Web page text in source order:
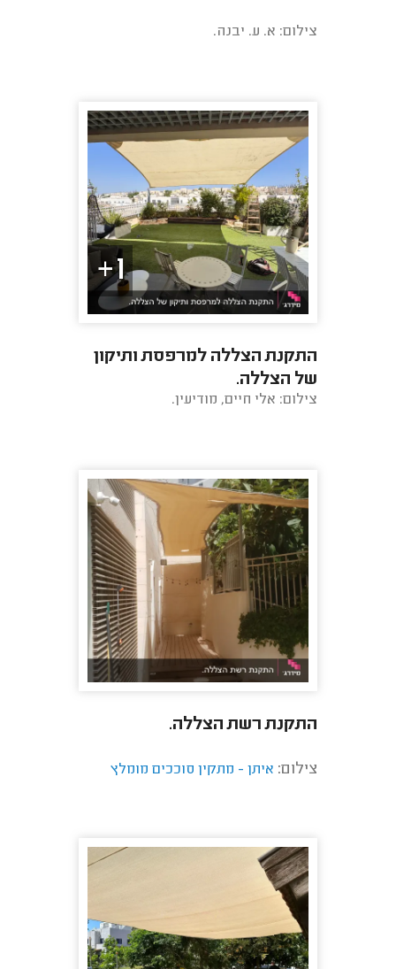
צילום: א. ע. יבנה.
1+
התקנת הצללה למרפסת ותיקון
של הצללה.
צילום: אלי חיים, מודיעין.
התקנת רשת הצללה.
צילום: איתן - מתקין סוככים מומלץ